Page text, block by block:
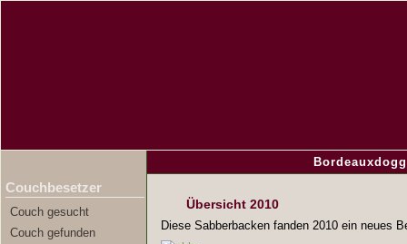
Couchbesetzer
Couch gesucht
Couch gefunden
Übersicht 2010
Diese Sabberbacken fanden 2010 ein neues